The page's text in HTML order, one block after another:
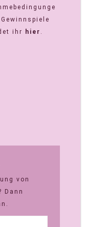
ihr
hier .
von
Dann